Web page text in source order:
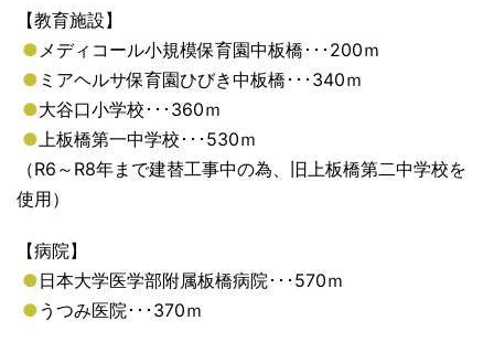
【教育施設】
● メディコール小規模保育園中板橋･･･200ｍ
● ミアヘルサ保育園ひびき中板橋･･･340ｍ
●大谷口小学校･･･360ｍ
● 上板橋第一中学校･･･530ｍ
（R6～R8年まで建替工事中の為、旧上板橋第二中学校を
使用）
【病院】
●日本大学医学部附属板橋病院･･･570ｍ
● うつみ医院･･･370ｍ